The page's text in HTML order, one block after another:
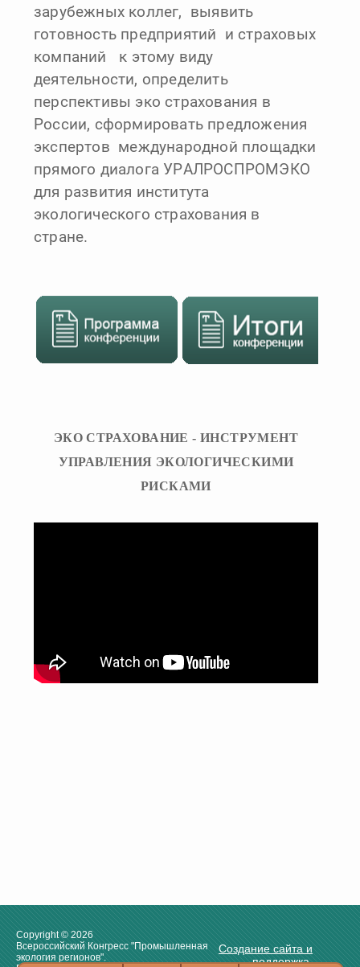
зарубежных коллег, выявить
готовность предприятий и страховых
компаний к этому виду
деятельности, определить
перспективы эко страхования в
России, сформировать предложения
экспертов международной площадки
прямого диалога УРАЛРОСПРОМЭКО
для развития института
экологического страхования в
стране.
ЭКО СТРАХОВАНИЕ - ИНСТРУМЕНТ
УПРАВЛЕНИЯ ЭКОЛОГИЧЕСКИМИ
РИСКАМИ
Copyright © 2026
Всероссийский Конгресс "Промышленная
экология регионов".
Создание сайта и
поддержка.